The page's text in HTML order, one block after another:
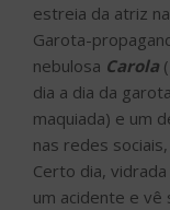
estreia da atriz na
Garota-
nebulosa Carola (
dia a dia da
maquiada) e um
nas redes
Certo dia,
um acidente e vê